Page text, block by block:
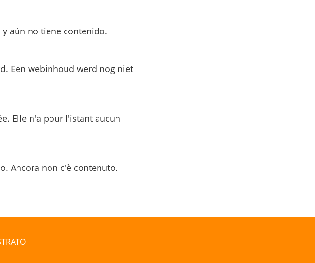
y aún no tiene contenido.
Een webinhoud werd nog niet
Elle n'a pour l'istant aucun
Ancora non c'è contenuto.